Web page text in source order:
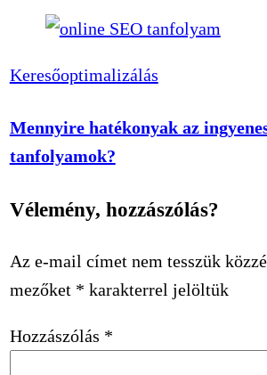
Keresőoptimalizálás
Mennyire hatékonyak az
tanfolyamok?
Vélemény, hozzászólás?
Az e-mail címet nem tesszük
mezőket * karakterrel jelöltük
Hozzászólás *